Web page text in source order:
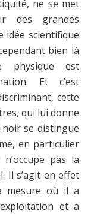
ne se met
des grandes
idée scientifique
bien là
physique est
Et c’est
cette
qui lui donne
se distingue
en particulier
pas la
Il s’agit en effet
mesure où il a
et a